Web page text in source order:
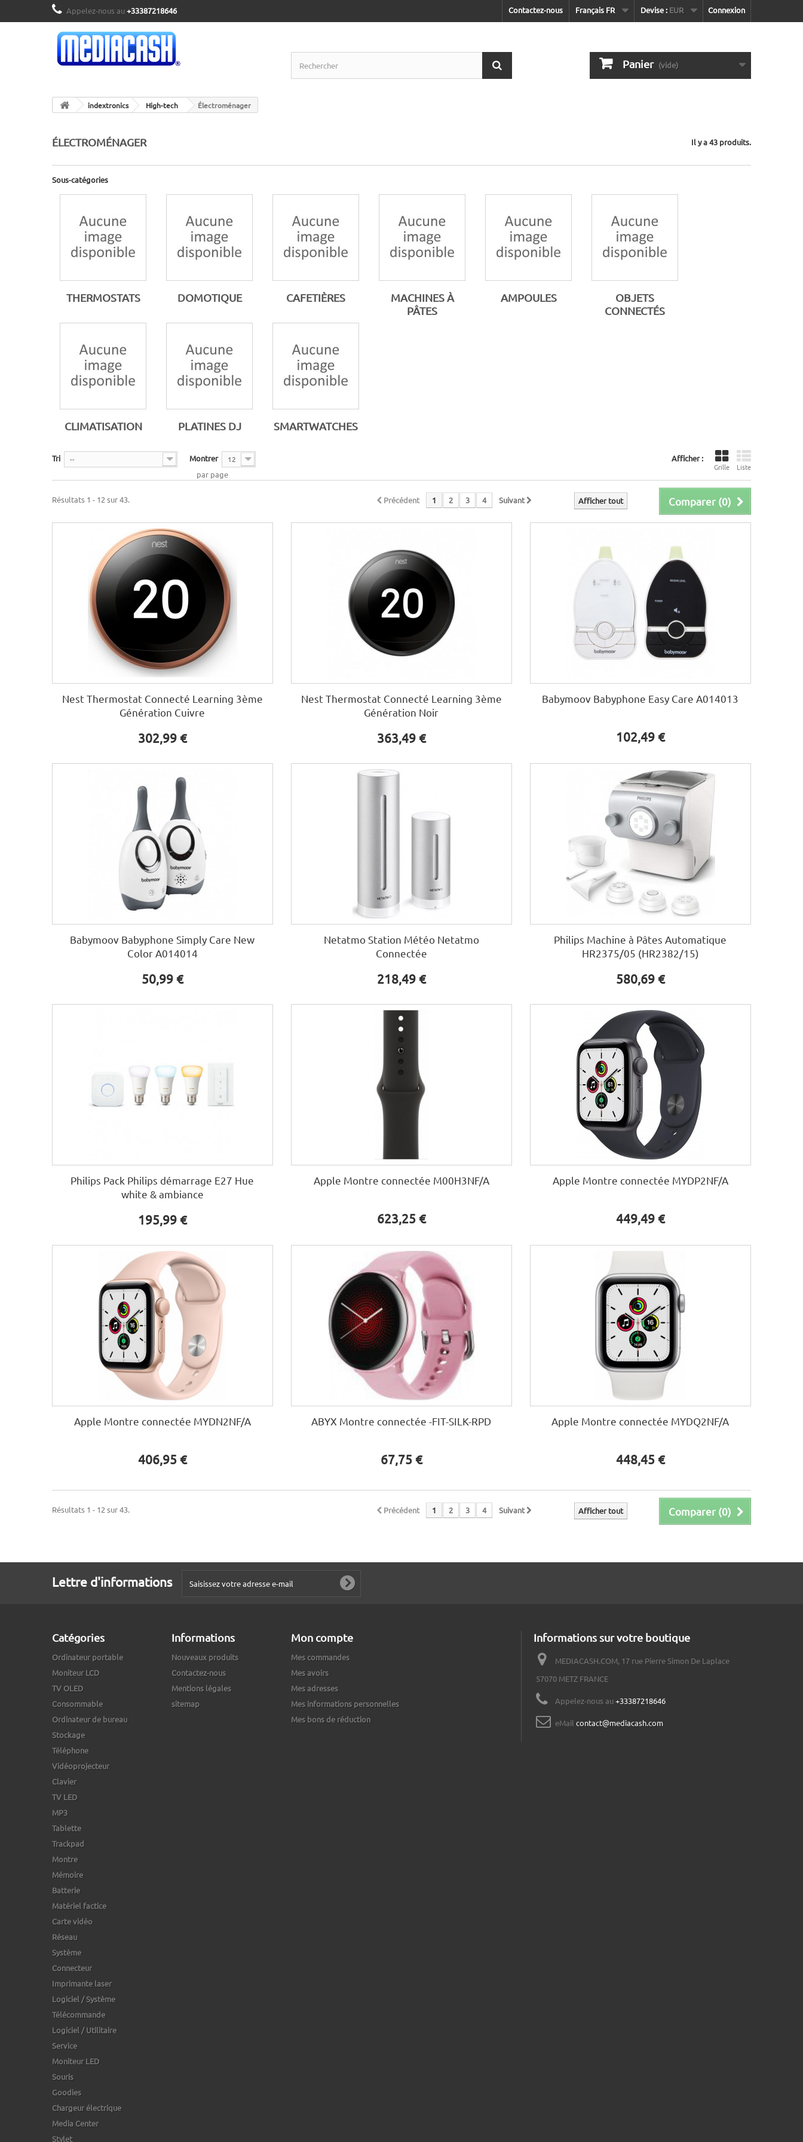
Connexion
Devise : EUR
Français FR
Contactez-nous
Appelez-nous au+33387218646
Panier (vide)
indextronics High-tech Électroménager
ÉLECTROMÉNAGER Il y a 43 produits.
Sous-catégories
THERMOSTATS DOMOTIQUE CAFETIÈRES
MACHINES À
PÂTES
AMPOULES
OBJETS
CONNECTÉS
CLIMATISATION PLATINES DJ SMARTWATCHES
Afficher :
Grille Liste
Tri -- Montrer 12
par page
Comparer (0)
Afficher tout
Précédent 1 2 3 4 Suivant
Résultats 1 - 12 sur 43.
Nest Thermostat Connecté Learning 3ème
Génération Cuivre
302,99 €
Nest Thermostat Connecté Learning 3ème
Génération Noir
363,49 €
Babymoov Babyphone Easy Care A014013
102,49 €
Babymoov Babyphone Simply Care New
Color A014014
50,99 €
Netatmo Station Météo Netatmo
Connectée
218,49 €
Philips Machine à Pâtes Automatique
HR2375/05 (HR2382/15)
580,69 €
Philips Pack Philips démarrage E27 Hue
white & ambiance
195,99 €
Apple Montre connectée M00H3NF/A
623,25 €
Apple Montre connectée MYDP2NF/A
449,49 €
Apple Montre connectée MYDN2NF/A
406,95 €
ABYX Montre connectée -FIT-SILK-RPD
67,75 €
Apple Montre connectée MYDQ2NF/A
448,45 €
Comparer (0)
Afficher tout
Précédent 1 2 3 4 Suivant
Résultats 1 - 12 sur 43.
Lettre d'informations
Catégories
Ordinateur portable
Moniteur LCD
TV OLED
Consommable
Ordinateur de bureau
Stockage
Téléphone
Vidéoprojecteur
Clavier
TV LED
MP3
Tablette
Trackpad
Montre
Mémoire
Batterie
Matériel factice
Carte vidéo
Réseau
Système
Connecteur
Imprimante laser
Logiciel / Système
Télécommande
Logiciel / Utilitaire
Service
Moniteur LED
Souris
Goodies
Chargeur électrique
Media Center
Stylet
Informations
Nouveaux produits
Contactez-nous
Mentions légales
sitemap
Mon compte
Mes commandes
Mes avoirs
Mes adresses
Mes informations personnelles
Mes bons de réduction
Informations sur votre boutique
MEDIACASH.COM, 17 rue Pierre Simon De Laplace
57070 METZ FRANCE
Appelez-nous au+33387218646
eMail contact@mediacash.com